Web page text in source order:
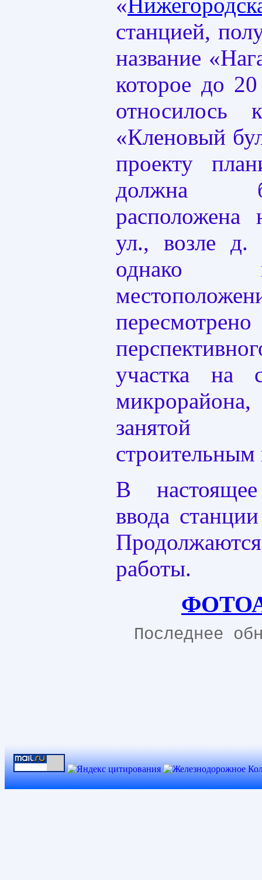
«
станцией,
название
которое до
относилось
«Кленовый
проекту
должна
расположена
ул., возле д.
однако
участка на
строительным
В
ввода
работы.
Последнее